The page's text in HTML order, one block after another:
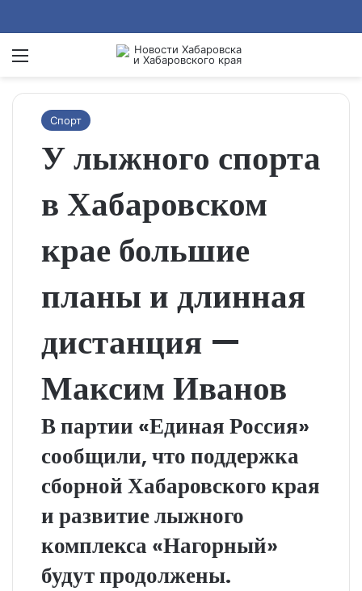
Menu
Спорт
У лыжного спорта
в Хабаровском
крае большие
планы и длинная
дистанция —
Максим Иванов
В партии «Единая Россия»
сообщили, что поддержка
сборной Хабаровского края
и развитие лыжного
комплекса «Нагорный»
будут продолжены.